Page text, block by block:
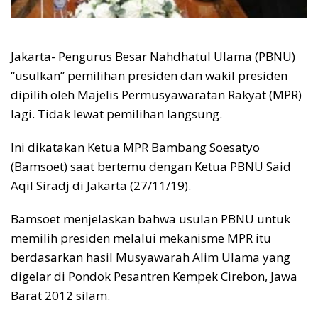
Jakarta- Pengurus Besar Nahdhatul Ulama (PBNU)
“usulkan” pemilihan presiden dan wakil presiden
dipilih oleh Majelis Permusyawaratan Rakyat (MPR)
lagi. Tidak lewat pemilihan langsung.
Ini dikatakan Ketua MPR Bambang Soesatyo
(Bamsoet) saat bertemu dengan Ketua PBNU Said
Aqil Siradj di Jakarta (27/11/19).
Bamsoet menjelaskan bahwa usulan PBNU untuk
memilih presiden melalui mekanisme MPR itu
berdasarkan hasil Musyawarah Alim Ulama yang
digelar di Pondok Pesantren Kempek Cirebon, Jawa
Barat 2012 silam.